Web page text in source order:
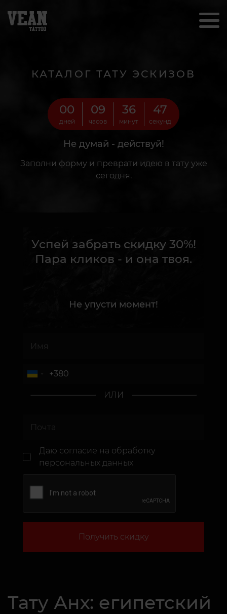
КАТАЛОГ ТАТУ ЭСКИЗОВ
00
дней
09
часов
36
минут
45
секунд
Не думай - действуй!
Заполни форму и преврати идею в тату уже
сегодня.
Успей забрать скидку 30%!
Пара кликов - и она твоя.
Не упусти момент!
ИЛИ
Даю согласие на обработку
персональных данных
Получить скидку
Тату Анх: египетский